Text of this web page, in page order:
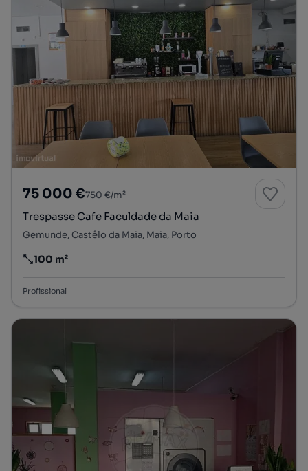
75 000 €750 €/m²
Trespasse Cafe Faculdade da Maia
Gemunde, Castêlo da Maia, Maia, Porto
Preço por metro quadrado
100 m²
Profissional